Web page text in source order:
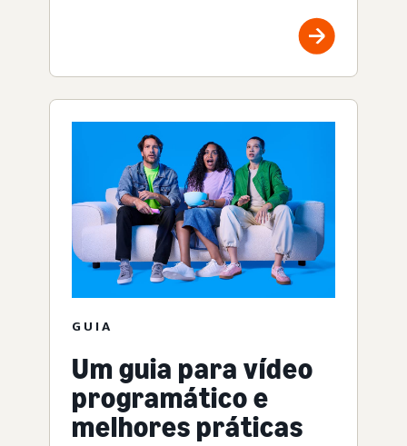
GUIA
Um guia para vídeo
programático e
melhores práticas